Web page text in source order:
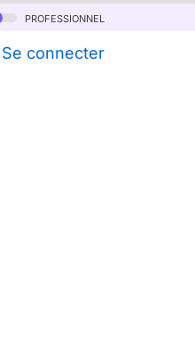
professionnel
Se connecter